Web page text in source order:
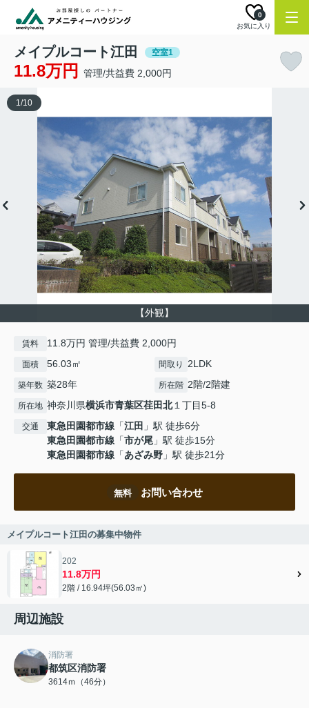
お気に入り
0
メイプルコート江田 空室1
11.8万円 管理/共益費 2,000円
【外観】
1/10
賃料 11.8万円 管理/共益費 2,000円
面積 56.03㎡ 間取り 2LDK
築年数 築28年 所在階 2階/2階建
所在地 神奈川県横浜市青葉区荏田北１丁目5-8
交通 東急田園都市線 「江田 」駅 徒歩6分
東急田園都市線 「市が尾 」駅 徒歩15分
東急田園都市線 「あざみ野 」駅 徒歩21分
無料 お問い合わせ
メイプルコート江田の募集中物件
202
11.8万円
2階 / 16.94坪(56.03㎡)
周辺施設
消防署
都筑区消防署
3614ｍ（46分）